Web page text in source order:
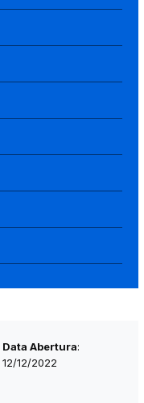
Data Abertura:
12/12/2022